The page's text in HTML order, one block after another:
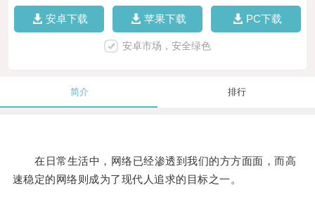
安卓下载 苹果下载 PC下载
安卓市场，安全绿色
简介 排行
在日常生活中，网络已经渗透到我们的方方面面，而高
速稳定的网络则成为了现代人追求的目标之一。